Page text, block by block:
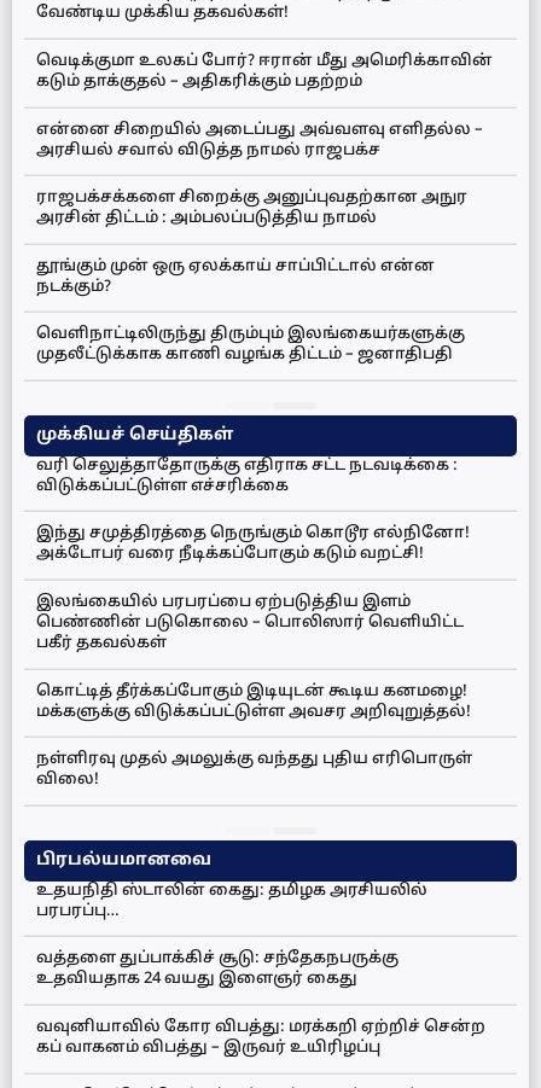
வேண்டிய முக்கிய தகவல்கள்!
வெடிக்குமா உலகப் போர்? ஈரான் மீது அமெரிக்காவின்
கடும் தாக்குதல் – அதிகரிக்கும் பதற்றம்
என்னை சிறையில் அடைப்பது அவ்வளவு எளிதல்ல –
அரசியல் சவால் விடுத்த நாமல் ராஜபக்ச
ராஜபக்சக்களை சிறைக்கு அனுப்புவதற்கான அநுர
அரசின் திட்டம் : அம்பலப்படுத்திய நாமல்
தூங்கும் முன் ஒரு ஏலக்காய் சாப்பிட்டால் என்ன
நடக்கும்?
வெளிநாட்டிலிருந்து திரும்பும் இலங்கையர்களுக்கு
முதலீட்டுக்காக காணி வழங்க திட்டம் – ஜனாதிபதி
முக்கியச் செய்திகள்
வரி செலுத்தாதோருக்கு எதிராக சட்ட நடவடிக்கை :
விடுக்கப்பட்டுள்ள எச்சரிக்கை
இந்து சமுத்திரத்தை நெருங்கும் கொடூர எல்நினோ!
அக்டோபர் வரை நீடிக்கப்போகும் கடும் வறட்சி!
இலங்கையில் பரபரப்பை ஏற்படுத்திய இளம்
பெண்ணின் படுகொலை – பொலிஸார் வெளியிட்ட
பகீர் தகவல்கள்
கொட்டித் தீர்க்கப்போகும் இடியுடன் கூடிய கனமழை!
மக்களுக்கு விடுக்கப்பட்டுள்ள அவசர அறிவுறுத்தல்!
நள்ளிரவு முதல் அமலுக்கு வந்தது புதிய எரிபொருள்
விலை!
பிரபல்யமானவை
உதயநிதி ஸ்டாலின் கைது: தமிழக அரசியலில்
பரபரப்பு…
வத்தளை துப்பாக்கிச் சூடு: சந்தேகநபருக்கு
உதவியதாக 24 வயது இளைஞர் கைது
வவுனியாவில் கோர விபத்து: மரக்கறி ஏற்றிச் சென்ற
கப் வாகனம் விபத்து – இருவர் உயிரிழப்பு